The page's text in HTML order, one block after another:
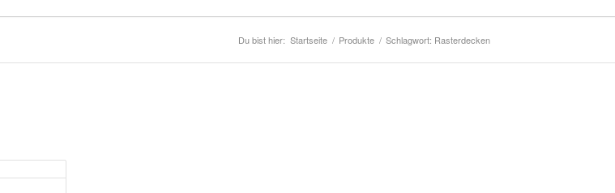
Du bist hier: Startseite / Produkte / Schlagwort: Rasterdecken